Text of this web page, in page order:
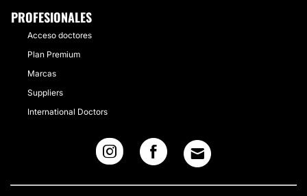
PROFESIONALES
Acceso doctores
Plan Premium
Marcas
Suppliers
International Doctors